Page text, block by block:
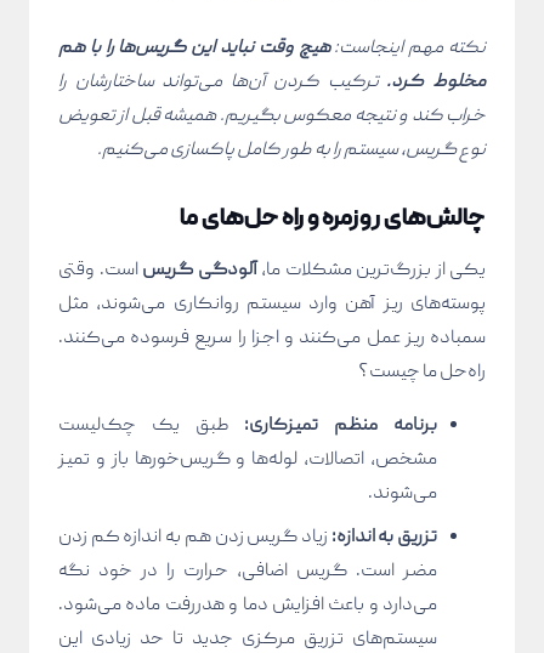
نکته مهم اینجاست:هیچ وقت نباید این گریس‌ها را با هم
مخلوط کرد. ترکیب کردن آن‌ها می‌تواند ساختارشان را
خراب کند و نتیجه معکوس بگیریم. همیشه قبل از تعویض
نوع گریس، سیستم را به طور کامل پاکسازی می‌کنیم.
چالش‌های روزمره و راه حل‌های ما
یکی از بزرگ‌ترین مشکلات ما،آلودگی گریساست. وقتی
پوسته‌های ریز آهن وارد سیستم روانکاری می‌شوند، مثل
سمباده ریز عمل می‌کنند و اجزا را سریع فرسوده می‌کنند.
راه‌حل ما چیست؟
برنامه منظم تمیزکاری: طبق یک چک‌لیست
مشخص، اتصالات، لوله‌ها و گریس‌خورها باز و تمیز
می‌شوند.
تزریق به اندازه: زیاد گریس زدن هم به اندازه کم زدن
مضر است. گریس اضافی، حرارت را در خود نگه
می‌دارد و باعث افزایش دما و هدررفت ماده می‌شود.
سیستم‌های تزریق مرکزی جدید تا حد زیادی این